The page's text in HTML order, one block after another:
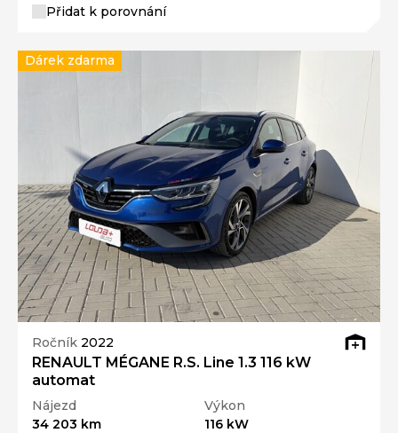
Přidat k porovnání
Ročník 2022
RENAULT MÉGANE R.S. Line 1.3 116 kW
automat
Nájezd
34 203 km
Výkon
116 kW
Dárek zdarma